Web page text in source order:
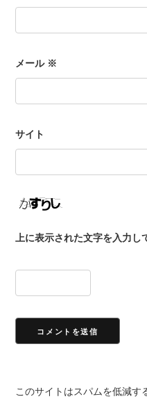
メール ※
サイト
上に表示された文字を入力し
このサイトはスパムを低減す